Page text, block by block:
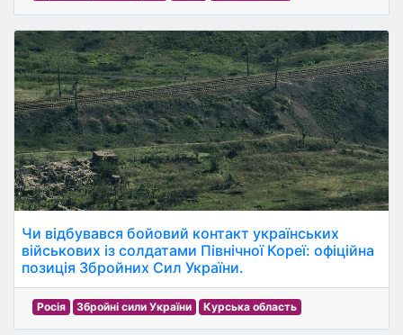
Чи відбувався бойовий контакт українських
військових із солдатами Північної Кореї: офіційна
позиція Збройних Сил України.
Росія Збройні сили України Курська область